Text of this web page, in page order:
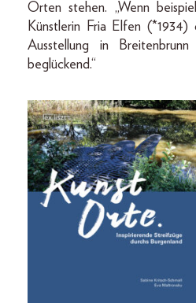
Orten stehen. „Wenn
Künstlerin Fria Elfen
Ausstellung in
beglückend.“